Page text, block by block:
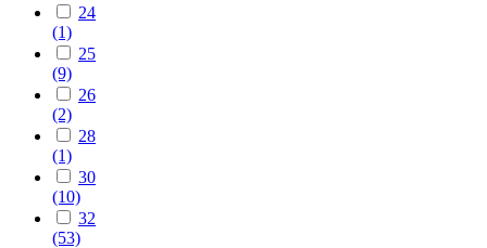
24
(1)
25
(9)
26
(2)
28
(1)
30
(10)
32
(53)